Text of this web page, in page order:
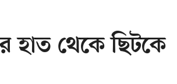
হাত থেকে ছিটকে